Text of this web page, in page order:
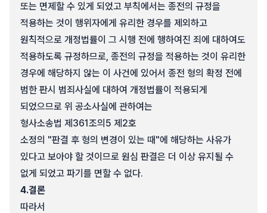
또는 면제할 수 있게 되었고 부칙에서는 종전의 규정을
적용하는 것이 행위자에게 유리한 경우를 제외하고
원칙적으로 개정법률이 그 시행 전에 행하여진 죄에 대하여도
적용하도록 규정하므로, 종전의 규정을 적용하는 것이 유리한
경우에 해당하지 않는 이 사건에 있어서 종전 형의 확정 전에
범한 판시 범죄사실에 대하여 개정법률이 적용되게
되었으므로 위 공소사실에 관하여는
형사소송법 제361조의5 제2호
소정의 "판결 후 형의 변경이 있는 때"에 해당하는 사유가
있다고 보아야 할 것이므로 원심 판결은 더 이상 유지될 수
없게 되었고 파기를 면할 수 없다.
4.결론
따라서